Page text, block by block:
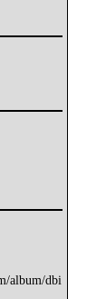
album/dbi